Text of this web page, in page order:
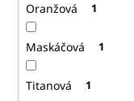
Oranžová 1
Maskáčová 1
Titanová 1